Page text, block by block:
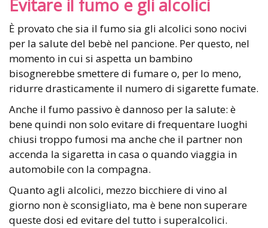
Evitare il fumo e gli alcolici
È provato che sia il fumo sia gli alcolici sono nocivi
per la salute del bebè nel pancione. Per questo, nel
momento in cui si aspetta un bambino
bisognerebbe smettere di fumare o, per lo meno,
ridurre drasticamente il numero di sigarette fumate.
Anche il fumo passivo è dannoso per la salute: è
bene quindi non solo evitare di frequentare luoghi
chiusi troppo fumosi ma anche che il partner non
accenda la sigaretta in casa o quando viaggia in
automobile con la compagna.
Quanto agli alcolici, mezzo bicchiere di vino al
giorno non è sconsigliato, ma è bene non superare
queste dosi ed evitare del tutto i superalcolici.